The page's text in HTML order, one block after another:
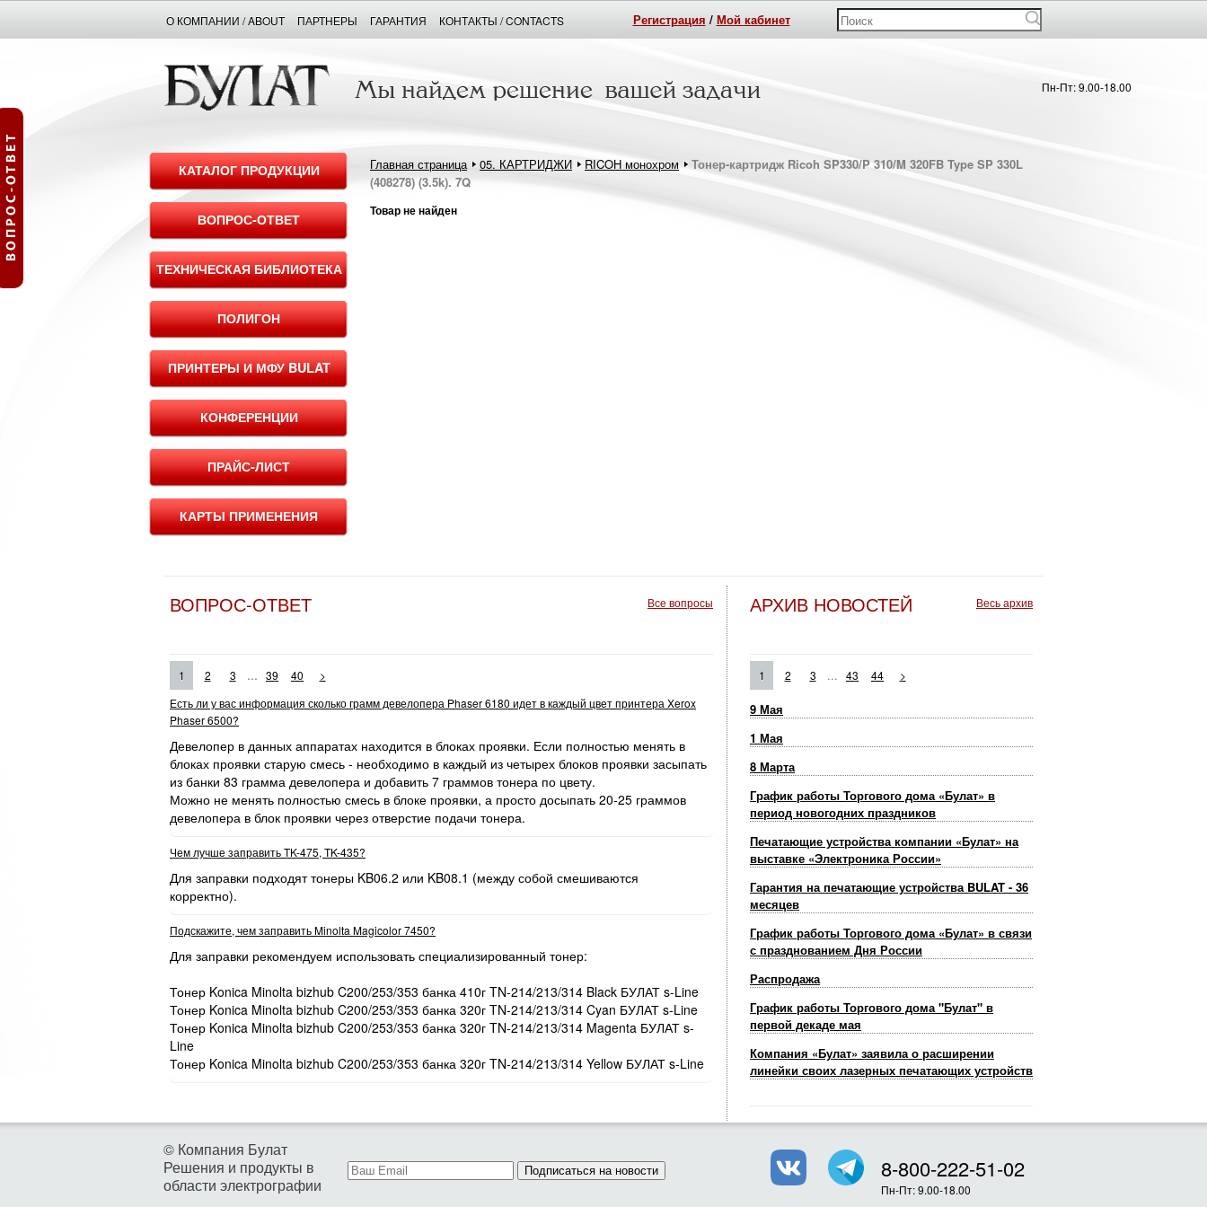
Регистрация / Мой кабинет
О КОМПАНИИ / ABOUT ПАРТНЕРЫ ГАРАНТИЯ КОНТАКТЫ / CONTACTS
Пн-Пт: 9.00-18.00
КАТАЛОГ ПРОДУКЦИИ
ВОПРОС-ОТВЕТ
ТЕХНИЧЕСКАЯ БИБЛИОТЕКА
ПОЛИГОН
ПРИНТЕРЫ И МФУ BULAT
КОНФЕРЕНЦИИ
ПРАЙС-ЛИСТ
КАРТЫ ПРИМЕНЕНИЯ
Главная страница 05. КАРТРИДЖИ RICOH монохром
Тонер-картридж Ricoh SP330/P 310/M 320FB Type SP 330L
(408278) (3.5k). 7Q
Товар не найден
ВОПРОС-ОТВЕТ Все вопросы
1 2 3 ... 39 40
>
Есть ли у вас информация сколько грамм девелопера Phaser 6180 идет в каждый цвет принтера Xerox
Phaser 6500?
Девелопер в данных аппаратах находится в блоках проявки. Если полностью менять в
блоках проявки старую смесь - необходимо в каждый из четырех блоков проявки засыпать
из банки 83 грамма девелопера и добавить 7 граммов тонера по цвету.
Можно не менять полностью смесь в блоке проявки, а просто досыпать 20-25 граммов
девелопера в блок проявки через отверстие подачи тонера.
Чем лучше заправить TK-475, TK-435?
Для заправки подходят тонеры KB06.2 или KB08.1 (между собой смешиваются
корректно).
Подскажите, чем заправить Minolta Magicolor 7450?
Для заправки рекомендуем использовать специализированный тонер:
Тонер Konica Minolta bizhub C200/253/353 банка 410г TN-214/213/314 Black БУЛАТ s-Line
Тонер Konica Minolta bizhub C200/253/353 банка 320г TN-214/213/314 Cyan БУЛАТ s-Line
Тонер Konica Minolta bizhub C200/253/353 банка 320г TN-214/213/314 Magenta БУЛАТ s-
Line
Тонер Konica Minolta bizhub C200/253/353 банка 320г TN-214/213/314 Yellow БУЛАТ s-Line
АРХИВ НОВОСТЕЙ Весь архив
1 2 3 ... 43 44 >
9 Мая
1 Мая
8 Марта
График работы Торгового дома «Булат» в
период новогодних праздников
Печатающие устройства компании «Булат» на
выставке «Электроника России»
Гарантия на печатающие устройства BULAT - 36
месяцев
График работы Торгового дома «Булат» в связи
с празднованием Дня России
Распродажа
График работы Торгового дома "Булат" в
первой декаде мая
Компания «Булат» заявила о расширении
линейки своих лазерных печатающих устройств
© Компания Булат
Решения и продукты в
области электрографии
Подписаться на новости 8-800-222-51-02
Пн-Пт: 9.00-18.00